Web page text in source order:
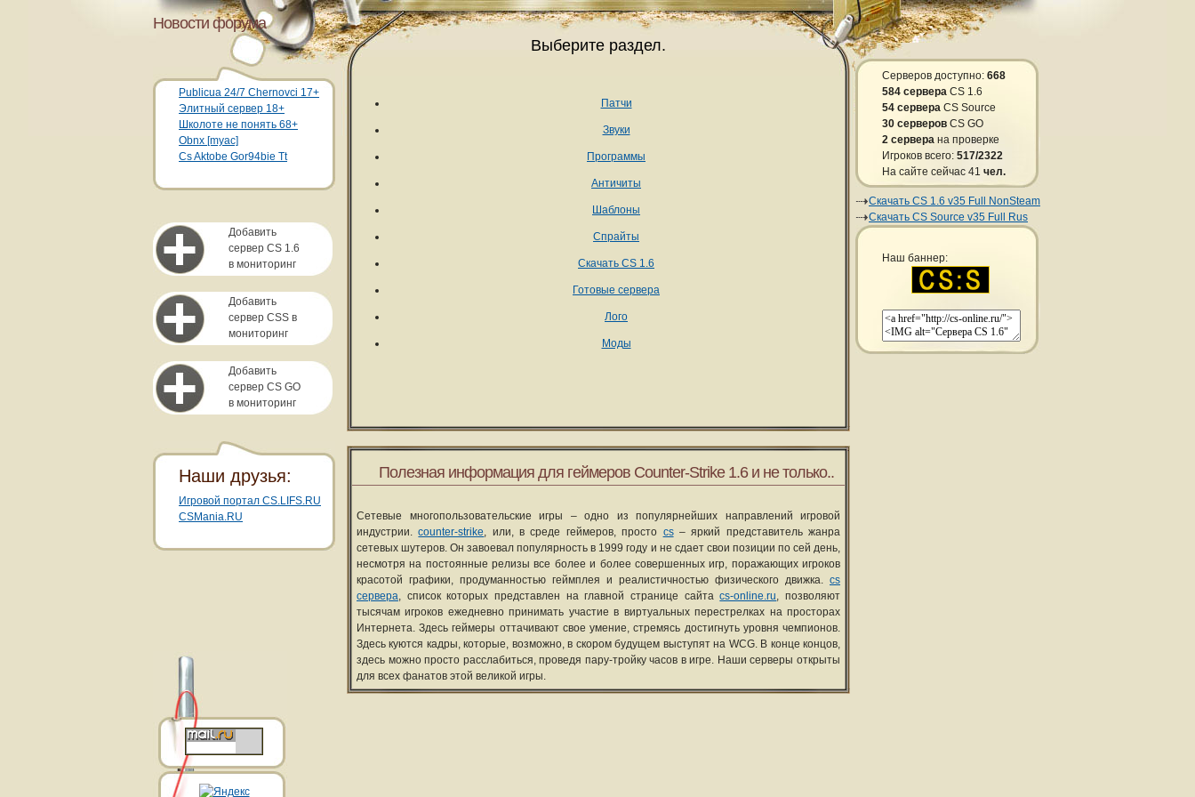
Новости форума
Publicua 24/7 Chernovci 17+
Элитный сервер 18+
Школоте не понять 68+
Obnx [myac]
Cs Aktobe Gor94bie Tt
Добавить
сервер CS 1.6
в мониторинг
Добавить
сервер CSS в
мониторинг
Добавить
сервер CS GO
в мониторинг
Серверов доступно: 668
584 сервера CS 1.6
54 сервера CS Source
30 серверов CS GO
2 сервера на проверке
Игроков всего: 517/2322
На сайте сейчас 41 чел.
Скачать CS 1.6 v35 Full NonSteam
Скачать CS Source v35 Full Rus
Наш баннер:
Выберите раздел.
Патчи
Звуки
Программы
Античиты
Шаблоны
Спрайты
Скачать CS 1.6
Готовые сервера
Лого
Моды
Полезная информация для геймеров Counter-Strike 1.6 и не только..
Сетевые многопользовательские игры – одно из популярнейших направлений игровой
индустрии.counter-strike, или, в среде геймеров, просто cs– яркий представитель жанра
сетевых шутеров. Он завоевал популярность в 1999 году и не сдает свои позиции по сей день,
несмотря на постоянные релизы все более и более совершенных игр, поражающих игроков
красотой графики, продуманностью геймплея и реалистичностью физического движка. cs
сервера, список которых представлен на главной странице сайтаcs-online.ru, позволяют
тысячам игроков ежедневно принимать участие в виртуальных перестрелках на просторах
Интернета. Здесь геймеры оттачивают свое умение, стремясь достигнуть уровня чемпионов.
Здесь куются кадры, которые, возможно, в скором будущем выступят на WCG. В конце концов,
здесь можно просто расслабиться, проведя пару-тройку часов в игре. Наши серверы открыты
для всех фанатов этой великой игры.
Наши друзья:
Игровой портал CS.LIFS.RU
CSMania.RU